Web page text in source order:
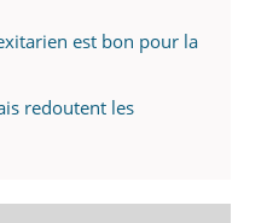
est bon pour la
redoutent les